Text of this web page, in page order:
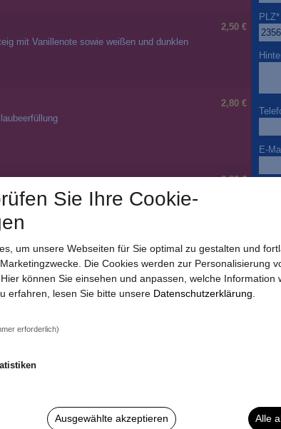
mit Vanillenote sowie weißen und dunklen
2,50 €
2,80 €
2,80 €
PLZ*
E-
Ja
per
*
Wie
BIS
Sie Ihre Cookie-
um unsere Webseiten für Sie optimal zu gestalten und
Die Cookies werden zur Personalisierung
können Sie einsehen und anpassen, welche Information
erfahren, lesen Sie bitte unsere Datenschutzerklärung
erforderlich)
Ausgewählte akzeptieren Alle